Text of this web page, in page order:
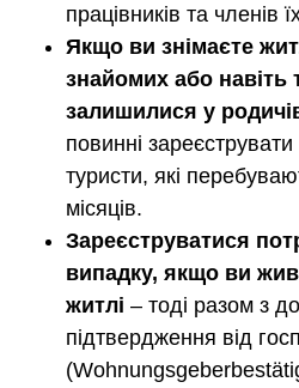
працівників та членів
Якщо ви знімаєте
знайомих або навіть
залишилися у
повинні
туристи, які
місяців.
Зареєструватися
випадку, якщо ви
житлі – тоді разом з
підтвердження від